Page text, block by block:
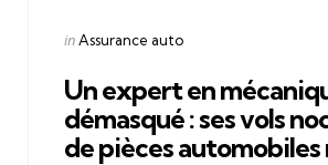
Posted
inAssurance auto
Un expert en
démasqué : ses vols
de pièces automobiles